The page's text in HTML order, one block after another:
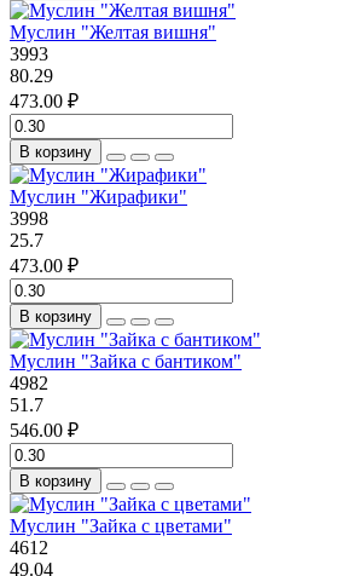
Муслин "Желтая вишня"
3993
80.29
473.00 ₽
В корзину
Муслин "Жирафики"
3998
25.7
473.00 ₽
В корзину
Муслин "Зайка с бантиком"
4982
51.7
546.00 ₽
В корзину
Муслин "Зайка с цветами"
4612
49.04